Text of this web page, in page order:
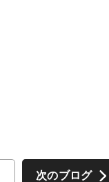
次のブログ